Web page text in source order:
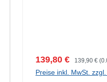
Verkaufspreis:
139,80 € Regulärer
139,90 €
Preise inkl. MwSt.